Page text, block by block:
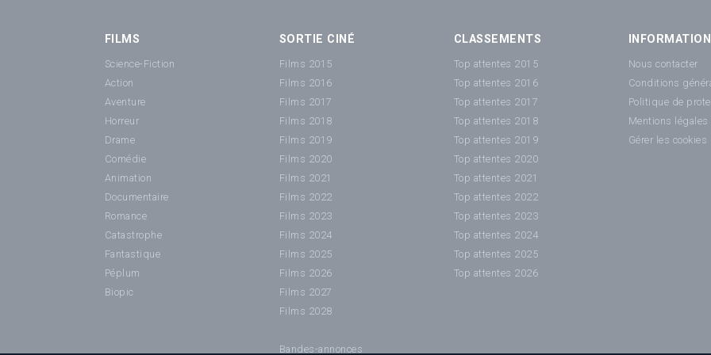
FILMS
Science-Fiction
Action
Aventure
Horreur
Drame
Comédie
Animation
Documentaire
Romance
Catastrophe
Fantastique
Péplum
Biopic
SORTIE CINÉ
Films 2015
Films 2016
Films 2017
Films 2018
Films 2019
Films 2020
Films 2021
Films 2022
Films 2023
Films 2024
Films 2025
Films 2026
Films 2027
Films 2028
Bandes-annonces
CLASSEMENTS
Top attentes 2015
Top attentes 2016
Top attentes 2017
Top attentes 2018
Top attentes 2019
Top attentes 2020
Top attentes 2021
Top attentes 2022
Top attentes 2023
Top attentes 2024
Top attentes 2025
Top attentes 2026
Nous contacter
Conditions
Politique de
Mentions légales
Gérer les cookies